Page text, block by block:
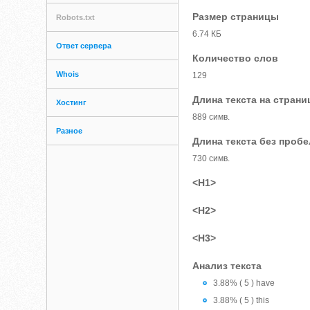
Robots.txt
Ответ сервера
Whois
Хостинг
Разное
Размер страницы
6.74 КБ
Количество слов
129
Длина текста на
889 симв.
Длина текста без
730 симв.
<H1>
<H2>
<H3>
Анализ текста
3.88% ( 5 ) have
3.88% ( 5 ) this